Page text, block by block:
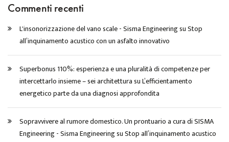
Commenti recenti
L'insonorizzazione del vano scale - Sisma EngineeringsuStop
all’inquinamento acustico con un asfalto innovativo
Superbonus 110%: esperienza e una pluralità di competenze per
intercettarlo insieme – sei architetturasuL’efficientamento
energetico parte da una diagnosi approfondita
Sopravvivere al rumore domestico. Un prontuario a cura di SISMA
Engineering - Sisma EngineeringsuStop all’inquinamento acustico